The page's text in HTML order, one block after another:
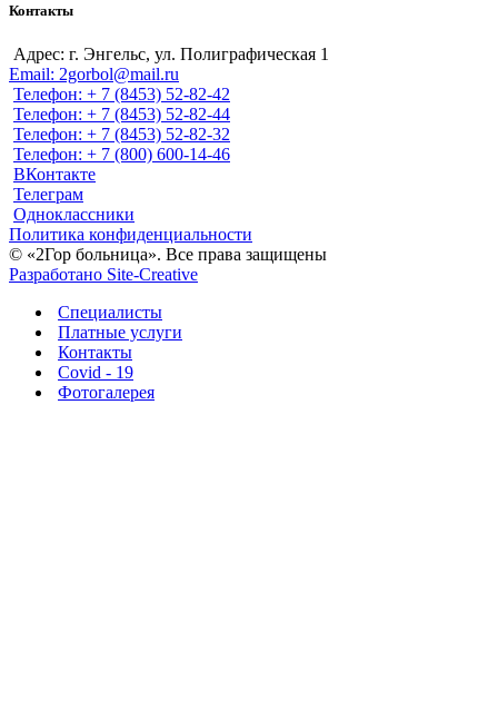
Контакты
Адрес: г. Энгельс, ул. Полиграфическая 1
Email: 2gorbol@mail.ru
Телефон: + 7 (8453) 52-82-42
Телефон: + 7 (8453) 52-82-44
Телефон: + 7 (8453) 52-82-32
Телефон: + 7 (800) 600-14-46
ВКонтакте
Телеграм
Одноклассники
Политика конфиденциальности
© «2Гор больница». Все права защищены
Разработано Site-Creative
Специалисты
Платные услуги
Контакты
Covid - 19
Фотогалерея